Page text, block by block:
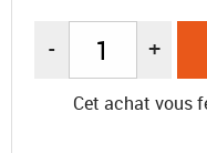
- +
Cet achat vous